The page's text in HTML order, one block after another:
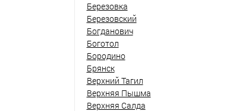
Березовка
Березовский
Богданович
Боготол
Бородино
Брянск
Верхний Тагил
Верхняя Пышма
Верхняя Салда